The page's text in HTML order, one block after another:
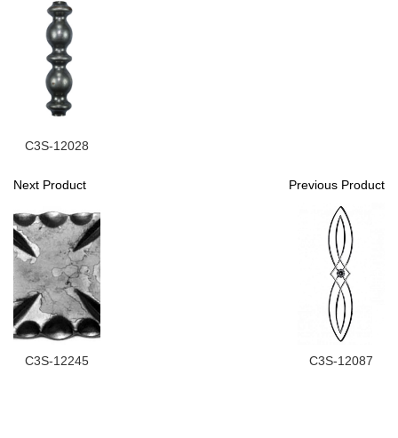
C3S-12028
Next Product
C3S-12245
Previous Product
C3S-12087